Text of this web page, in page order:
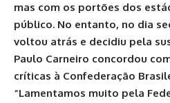
mas com os portões dos
público. No entanto, no dia
voltou atrás e decidiu pela
Paulo Carneiro concordou
críticas à Confederação
“Lamentamos muito pela